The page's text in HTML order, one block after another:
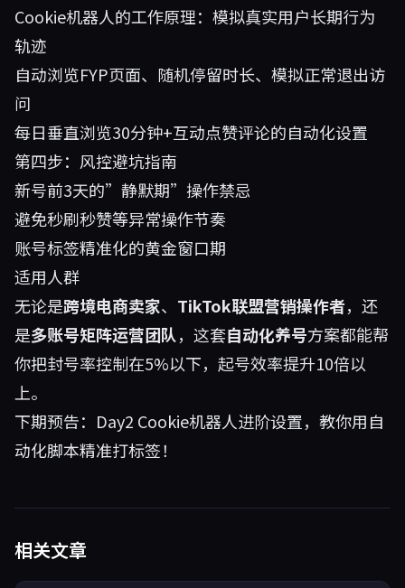
Cookie机器人的工作原理：模拟真实用户长期行为
轨迹
自动浏览FYP页面、随机停留时长、模拟正常退出访
问
每日垂直浏览30分钟+互动点赞评论的自动化设置
第四步：风控避坑指南
新号前3天的”静默期”操作禁忌
避免秒刷秒赞等异常操作节奏
账号标签精准化的黄金窗口期
适用人群
无论是跨境电商卖家、 TikTok联盟营销操作者，还
是多账号矩阵运营团队，这套自动化养号方案都能帮
你把封号率控制在5%以下，起号效率提升10倍以
上。
下期预告：Day2 Cookie机器人进阶设置，教你用自
动化脚本精准打标签！
相关文章